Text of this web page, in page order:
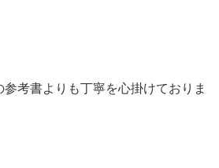
考書よりも丁寧を心掛けておりま